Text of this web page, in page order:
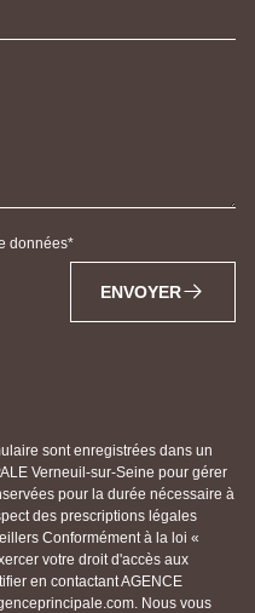
données
ENVOYER
sont enregistrées dans un
Verneuil-sur-Seine pour gérer
pour la durée nécessaire à
des prescriptions légales
Conformément à la loi «
votre droit d'accès aux
en contactant AGENCE
Nous vous